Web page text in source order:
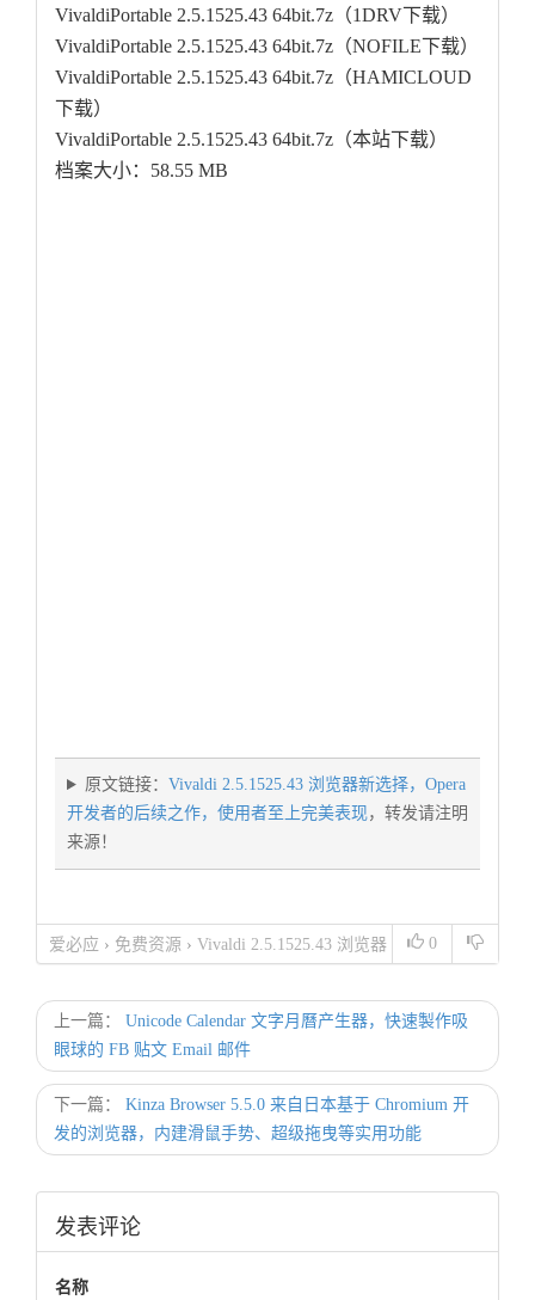
VivaldiPortable 2.5.1525.43 64bit.7z（1DRV下载）
VivaldiPortable 2.5.1525.43 64bit.7z（NOFILE下载）
VivaldiPortable 2.5.1525.43 64bit.7z（HAMICLOUD
下载）
VivaldiPortable 2.5.1525.43 64bit.7z（本站下载）
档案大小：58.55 MB
原文链接： Vivaldi 2.5.1525.43 浏览器新选择，Opera
开发者的后续之作，使用者至上完美表现，转发请注明
来源！
0
爱必应 › 免费资源 › Vivaldi 2.5.1525.43 浏览器
上一篇：
Unicode Calendar 文字月曆产生器，快速製作吸
眼球的 FB 贴文 Email 邮件
下一篇：
Kinza Browser 5.5.0 来自日本基于 Chromium 开
发的浏览器，内建滑鼠手势、超级拖曳等实用功能
发表评论
名称